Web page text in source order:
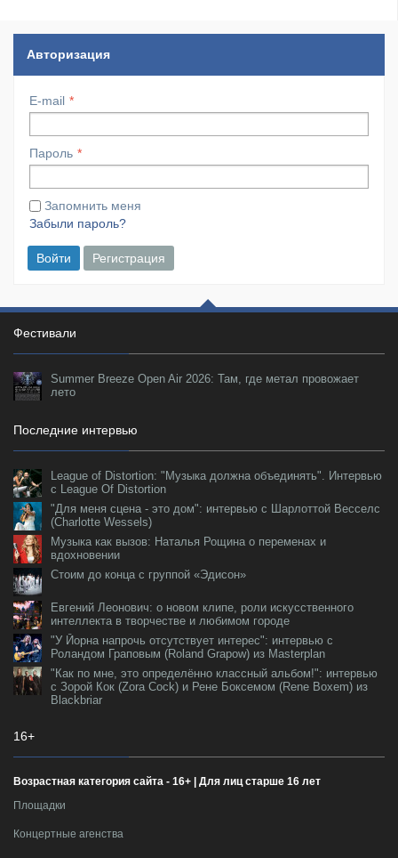
Авторизация
E-mail
Пароль
Запомнить меня
Забыли пароль?
Войти Регистрация
Фестивали
Summer Breeze Open Air 2026: Там, где метал провожает
лето
Последние интервью
League of Distortion: "Музыка должна объединять". Интервью
с League Of Distortion
"Для меня сцена - это дом": интервью с Шарлоттой Весселс
(Charlotte Wessels)
Музыка как вызов: Наталья Рощина о переменах и
вдохновении
Стоим до конца с группой «Эдисон»
Евгений Леонович: о новом клипе, роли искусственного
интеллекта в творчестве и любимом городе
"У Йорна напрочь отсутствует интерес": интервью с
Роландом Граповым (Roland Grapow) из Masterplan
"Как по мне, это определённо классный альбом!": интервью
с Зорой Кок (Zora Cock) и Рене Боксемом (Rene Boxem) из
Blackbriar
16+
Возрастная категория сайта - 16+ | Для лиц старше 16 лет
Площадки
Концертные агенства